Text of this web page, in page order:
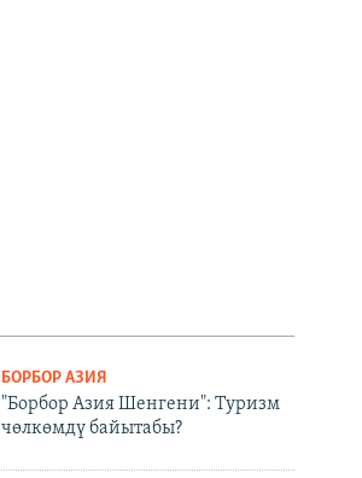
БОРБОР АЗИЯ
"Борбор Азия Шенгени": Туризм
чөлкөмдү байытабы?